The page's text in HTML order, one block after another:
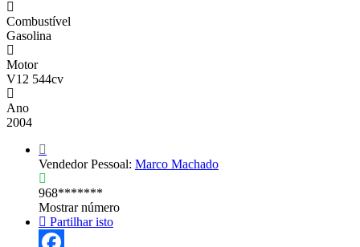
Combustível
Gasolina
Motor
V12 544cv
Ano
2004
Vendedor Pessoal: Marco Machado
968*******
Mostrar número
Partilhar isto